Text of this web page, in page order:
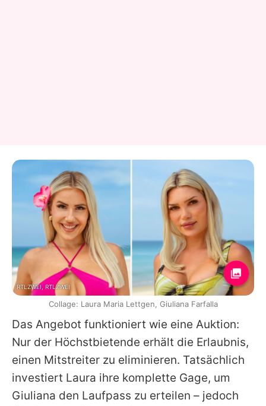
Das Angebot funktioniert wie eine Auktion:
Nur der Höchstbietende erhält die Erlaubnis,
einen Mitstreiter zu eliminieren. Tatsächlich
investiert Laura ihre komplette Gage, um
Giuliana den Laufpass zu erteilen – jedoch
RTLZWEI, RTLZWEI
Collage: Laura Maria Lettgen, Giuliana Farfalla